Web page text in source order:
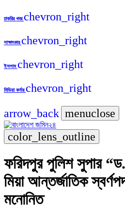
চাকরির খবর chevron_right
সাক্ষাৎকার chevron_right
ইসলাম chevron_right
মিডিয়া কর্নার chevron_right
arrow_back menuclose
color_lens_outline
ফরিদপুর পুলিশ সুপার
মিয়া আন্তর্জাতিক
মনোনিত